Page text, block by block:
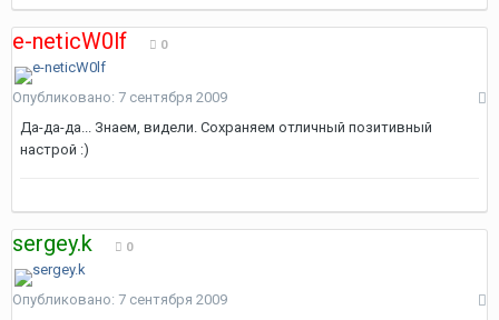
e-neticW0lf 0
Опубликовано: 7 сентября 2009
Да-да-да... Знаем, видели. Сохраняем отличный позитивный
настрой :)
sergey.k 0
Опубликовано: 7 сентября 2009